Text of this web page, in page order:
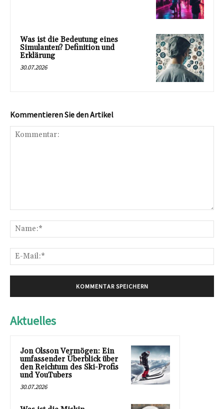
Was ist die Bedeutung eines
Simulanten? Definition und
Erklärung
30.07.2026
Kommentieren Sie den Artikel
Aktuelles
Jon Olsson Vermögen: Ein
umfassender Überblick über
den Reichtum des Ski-Profis
und YouTubers
30.07.2026